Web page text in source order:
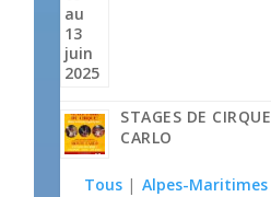
STAGES DE
CARLO
Tous | Alpes-Maritimes